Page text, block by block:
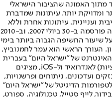
מתוך האמונה שהציבור הישראלי
ומדויקת יותר. עיתונות שמדברת
ועניינית. עיתונות אחרת וללא
תשלום. המהדורה המודפסת הראשונה פורסמה ב-30 ביולי 2007, וב-2010
שיעור החשיפה הגבוה ביותר בימי
העורך הראשי הוא עמר לחמנוביץ,
של "ישראל היום" בעברית
ובאנגלית, כמו כן היישומונים (אפליקציות) לאנדרואיד ול-iOS, מציגים
ועדכונים, ניתוחים ופרשנויות,
הדיגיטל של "ישראל היום"
לייף סטייל, טכנולוגיה, ספורט,